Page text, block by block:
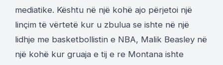
mediatike. Kështu në një kohë ajo përjetoi një
linçim të vërtetë kur u zbulua se ishte në një
lidhje me basketbollistin e NBA, Malik Beasley në
një kohë kur gruaja e tij e re Montana ishte